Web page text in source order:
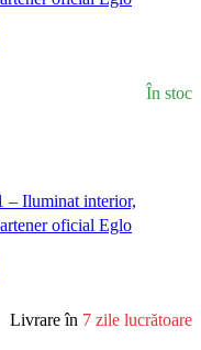
În stoc
Livrare în 7 zile lucrătoare